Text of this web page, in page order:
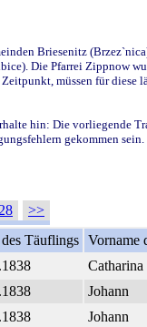
Briesenitz
Die Pfarrei Zippnow
müssen für
hin: Die vorliegende
gekommen
28
>>
Täuflings Vorname
Catharina
Johann
Johann